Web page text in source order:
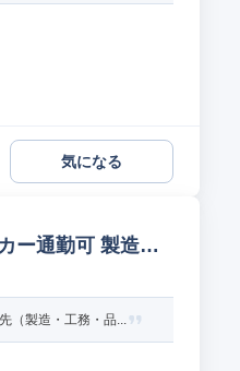
気になる
ー通勤可 製造オ
（製造・工務・品...